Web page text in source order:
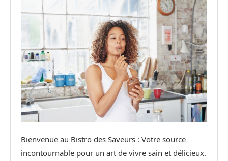
Bienvenue au Bistro des Saveurs : Votre source
incontournable pour un art de vivre sain et délicieux.